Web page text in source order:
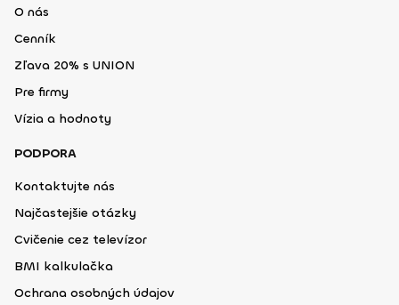
O nás
Cenník
Zľava 20% s UNION
Pre firmy
Vízia a hodnoty
PODPORA
Kontaktujte nás
Najčastejšie otázky
Cvičenie cez televízor
BMI kalkulačka
Ochrana osobných údajov